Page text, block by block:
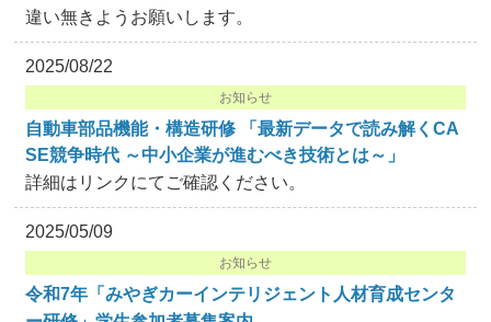
違い無きようお願いします。
2025/08/22
お知らせ
自動車部品機能・構造研修 「最新データで読み解くCA
SE競争時代 ～中小企業が進むべき技術とは～」
詳細はリンクにてご確認ください。
2025/05/09
お知らせ
令和7年「みやぎカーインテリジェント人材育成センタ